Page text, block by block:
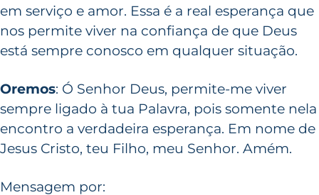
em serviço e amor. Essa é a real esperança que
nos permite viver na confiança de que Deus
está sempre conosco em qualquer situação.
Oremos: Ó Senhor Deus, permite-me viver
sempre ligado à tua Palavra, pois somente nela
encontro a verdadeira esperança. Em nome de
Jesus Cristo, teu Filho, meu Senhor. Amém.
Mensagem por: